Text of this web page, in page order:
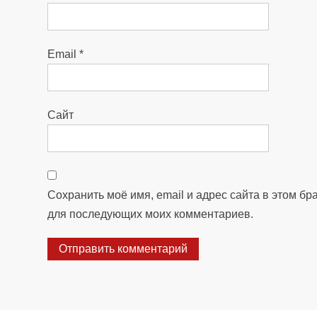
Email*
Сайт
Сохранить моё имя, email и адрес сайта в этом
для последующих моих комментариев.